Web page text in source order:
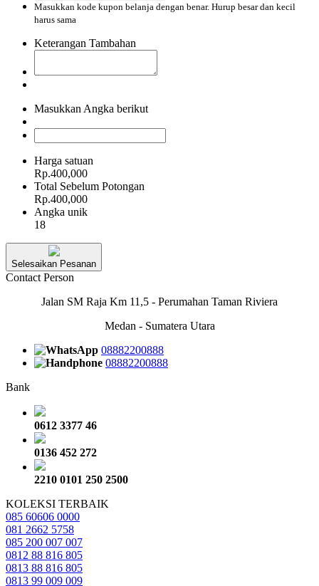
Masukkan kode kupon belanja dengan benar. Hurup besar dan kecil
harus sama
Keterangan Tambahan
Masukkan Angka berikut
Harga satuan
Rp.400,000
Total Sebelum Potongan
Rp.400,000
Angka unik
18
Selesaikan Pesanan
Contact Person
Jalan SM Raja Km 11,5 - Perumahan Taman Riviera
Medan - Sumatera Utara
08882200888
08882200888
Bank
0612 3377 46
0136 452 272
2210 0101 250 2500
KOLEKSI TERBAIK
085 60606 0000
081 2662 5758
085 200 007 007
0812 88 816 805
0813 88 816 805
0813 99 009 009